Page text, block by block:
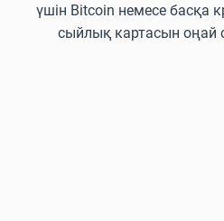
үшін Bitcoin немесе басқа
сыйлық картасын оңай